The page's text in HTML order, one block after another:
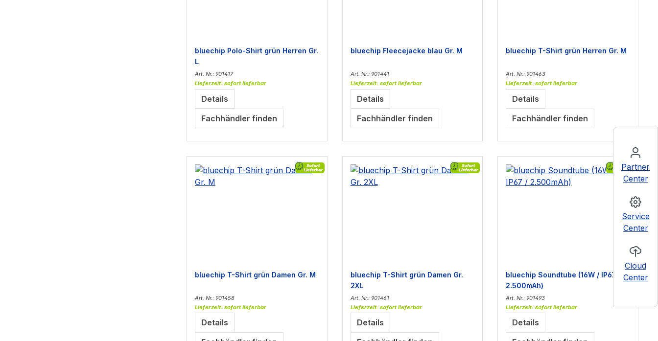
Partner
Center
Service
Center
Cloud
Center
bluechip Polo-Shirt grün Herren Gr.
L
Art. Nr.: 901417
Lieferzeit: sofort lieferbar
Details
Fachhändler finden
bluechip Fleecejacke blau Gr. M
Art. Nr.: 901441
Lieferzeit: sofort lieferbar
Details
Fachhändler finden
bluechip T-Shirt grün Herren Gr. M
Art. Nr.: 901463
Lieferzeit: sofort lieferbar
Details
Fachhändler finden
bluechip T-Shirt grün Damen Gr. M
Art. Nr.: 901458
Lieferzeit: sofort lieferbar
Details
bluechip T-Shirt grün Damen Gr.
2XL
Art. Nr.: 901461
Lieferzeit: sofort lieferbar
Details
bluechip Soundtube (16W / IP67 /
2.500mAh)
Art. Nr.: 901493
Lieferzeit: sofort lieferbar
Details